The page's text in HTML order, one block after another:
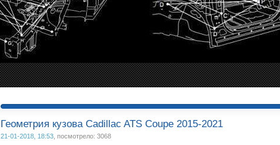
Геометрия кузова Cadillac ATS Coupe 2015-2021
21-01-2018, 18:53, посмотрело: 3068